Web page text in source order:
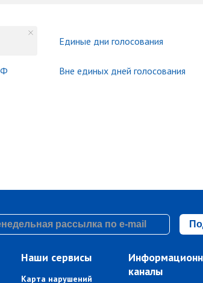
Единые дни голосования
Вне единых дней голосования
Наши сервисы
Карта нарушений
каналы